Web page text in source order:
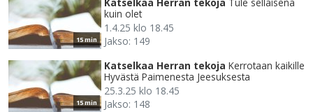
15 min
Katselkaa Herran tekoja Tule sellaisena
kuin olet
1.4.25 klo 18.45
Jakso: 149
15 min
Katselkaa Herran tekoja Kerrotaan kaikille
Hyvästä Paimenesta Jeesuksesta
25.3.25 klo 18.45
Jakso: 148